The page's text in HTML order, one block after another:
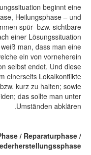
beginnt eine
Heilungsphase – und
spür- bzw. sichtbare
einer Lösungssituation
man, dass man eine
ein von vorneherein
selbst endet. Und diese
einerseits Lokalkonflikte
kurz zu halten; sowie
das sollte man unter
Umständen abklären.
/ Reparaturphase /